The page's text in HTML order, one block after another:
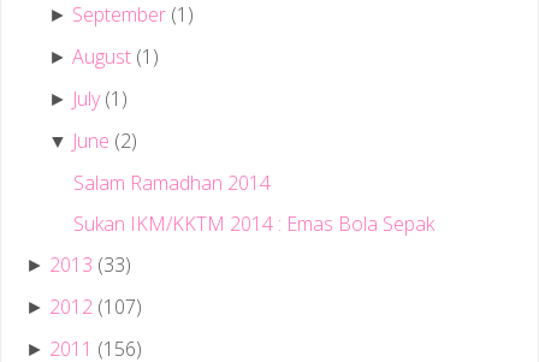
► September (1)
►August (1)
► July (1)
▼ June (2)
Salam Ramadhan 2014
Sukan IKM/KKTM 2014 : Emas Bola Sepak
► 2013 (33)
► 2012 (107)
► 2011 (156)